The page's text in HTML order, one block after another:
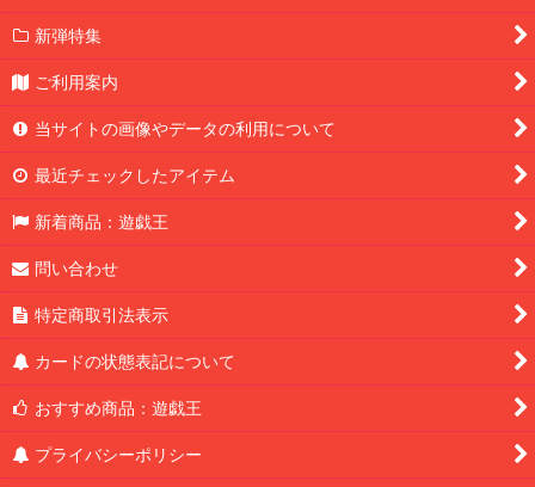
新弾特集
ご利用案内
当サイトの画像やデータの利用について
最近チェックしたアイテム
新着商品：遊戯王
問い合わせ
特定商取引法表示
カードの状態表記について
おすすめ商品：遊戯王
プライバシーポリシー